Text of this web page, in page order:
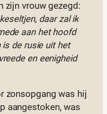
zijn vrouw gezegd:
daar zal ik
aan het hoofd
is de rusie uit het
en eenigheid
zonsopgang was hij
aangestoken, was